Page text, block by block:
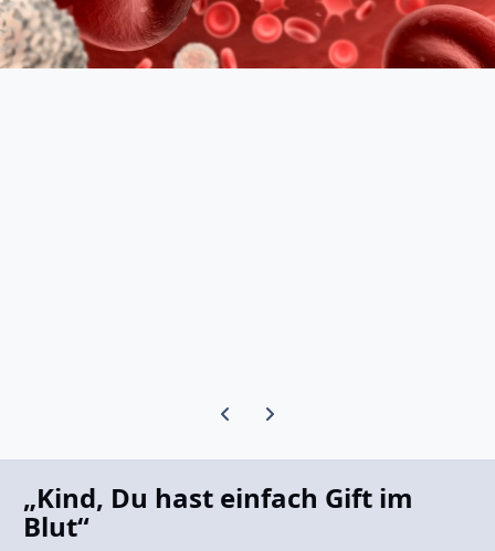
Vorherige Karussell-Folie
Nächste Karussell-Folie
„Kind, Du hast einfach Gift im
Blut“